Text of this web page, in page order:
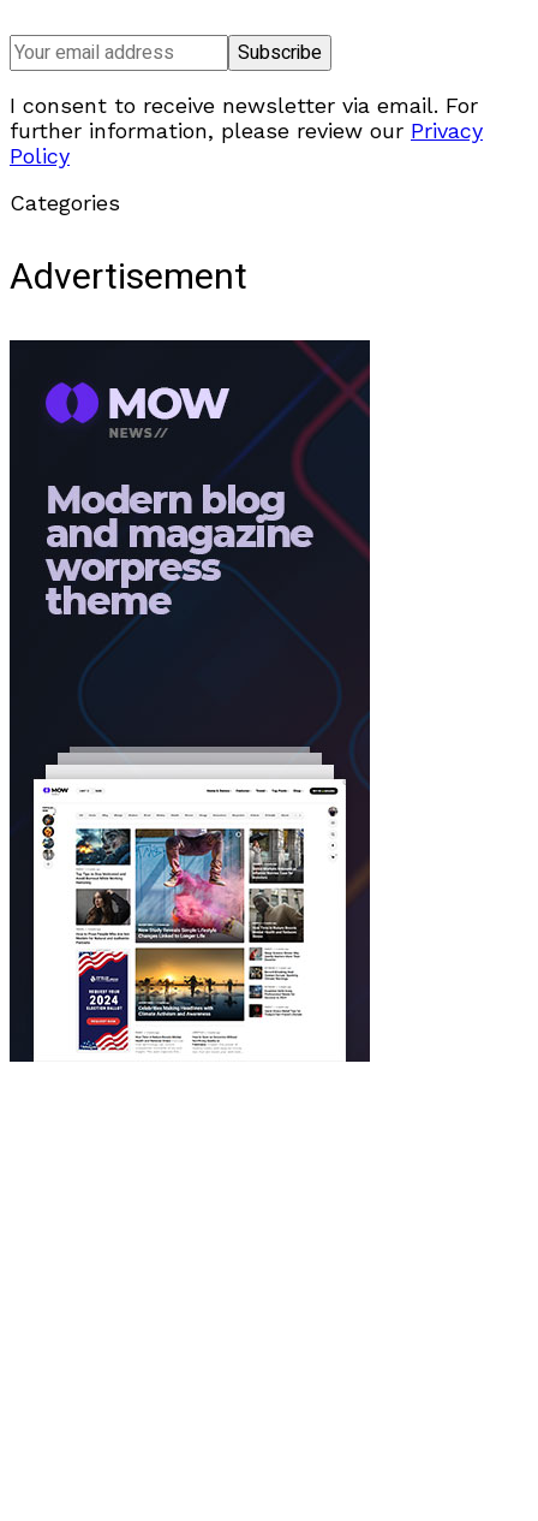
I consent to receive newsletter via email. For
further information, please review our Privacy
Policy
Categories
Advertisement